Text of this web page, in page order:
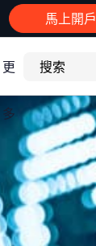
馬上開戶
更
多